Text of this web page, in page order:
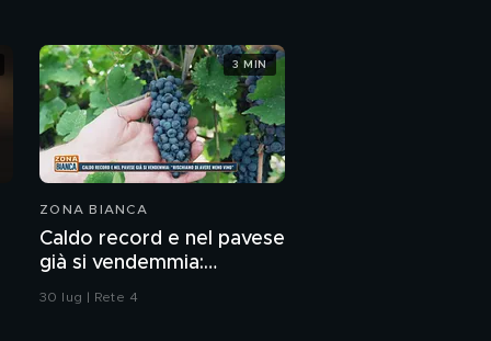
ZONA BIANCA
Caldo record e nel pavese
già si vendemmia:
"Rischiamo di avere meno
30 lug | Rete 4
3 MIN